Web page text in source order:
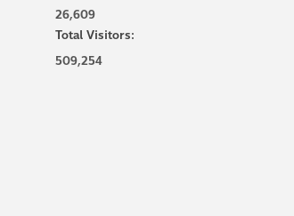
26,609
Total Visitors:
509,254